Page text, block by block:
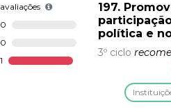
avaliações
0
0
1
197.
política e
3º ciclo